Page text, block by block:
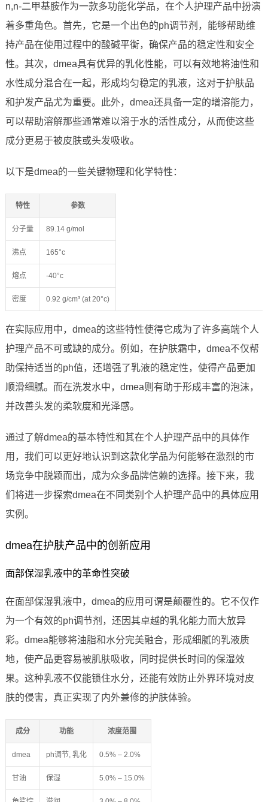
n,n-二甲基胺作为一款多功能化学品，在个人护理产品中扮演
着多重角色。首先，它是一个出色的ph调节剂，能够帮助维
持产品在使用过程中的酸碱平衡，确保产品的稳定性和安全
性。其次，dmea具有优异的乳化性能，可以有效地将油性和
水性成分混合在一起，形成均匀稳定的乳液，这对于护肤品
和护发产品尤为重要。此外，dmea还具备一定的增溶能力，
可以帮助溶解那些通常难以溶于水的活性成分，从而使这些
成分更易于被皮肤或头发吸收。
以下是dmea的一些关键物理和化学特性：
特性 参数
分子量 89.14 g/mol
沸点 165°c
熔点 -40°c
密度 0.92 g/cm³ (at 20°c)
在实际应用中，dmea的这些特性使得它成为了许多高端个人
护理产品不可或缺的成分。例如，在护肤霜中，dmea不仅帮
助保持适当的ph值，还增强了乳液的稳定性，使得产品更加
顺滑细腻。而在洗发水中，dmea则有助于形成丰富的泡沫，
并改善头发的柔软度和光泽感。
通过了解dmea的基本特性和其在个人护理产品中的具体作
用，我们可以更好地认识到这款化学品为何能够在激烈的市
场竞争中脱颖而出，成为众多品牌信赖的选择。接下来，我
们将进一步探索dmea在不同类别个人护理产品中的具体应用
实例。
dmea在护肤产品中的创新应用
面部保湿乳液中的革命性突破
在面部保湿乳液中，dmea的应用可谓是颠覆性的。它不仅作
为一个有效的ph调节剂，还因其卓越的乳化能力而大放异
彩。dmea能够将油脂和水分完美融合，形成细腻的乳液质
地，使产品更容易被肌肤吸收，同时提供长时间的保湿效
果。这种乳液不仅能锁住水分，还能有效防止外界环境对皮
肤的侵害，真正实现了内外兼修的护肤体验。
成分 功能 浓度范围
dmea ph调节, 乳化 0.5% – 2.0%
甘油 保湿 5.0% – 15.0%